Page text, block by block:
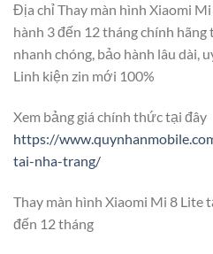
Địa chỉ Thay màn hình Xiaomi
hành 3 đến 12 tháng chính hãng
nhanh chóng, bảo hành lâu dài,
Linh kiện zin mới 100%
Xem bảng giá chính thức tại đây
https://
tai-nha-trang/
Thay màn hình Xiaomi Mi 8 Lite
đến 12 tháng